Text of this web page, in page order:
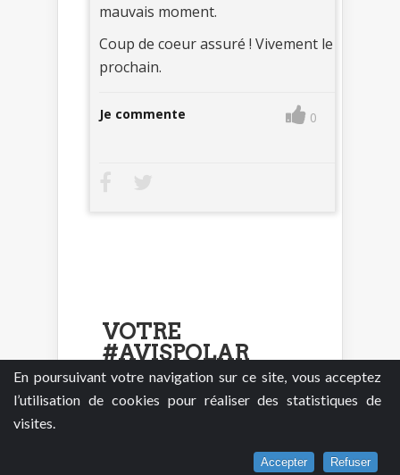
En poursuivant votre navigation sur ce site, vous acceptez
l’utilisation de cookies pour réaliser des statistiques de
visites.
Accepter Refuser
mauvais moment.
Coup de coeur assuré ! Vivement le
prochain.
Je commente 0
VOTRE
#AVISPOLAR
Votre note :
Pour participer à ce forum, vous devez
d’indiquer ci-dessous l’identifiant